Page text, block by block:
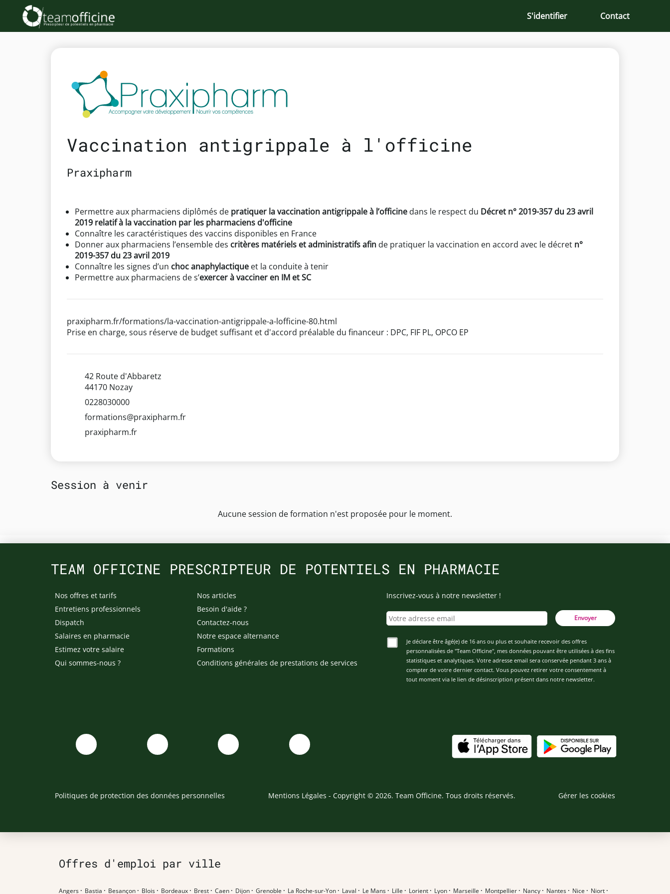
S'identifier Contact
Vaccination antigrippale à l'officine
Praxipharm
Permettre aux pharmaciens diplômés de pratiquer la vaccination antigrippale à l’officine dans le respect du Décret n° 2019-357 du 23 avril
2019 relatif à la vaccination par les pharmaciens d'officine
Connaître les caractéristiques des vaccins disponibles en France
Donner aux pharmaciens l’ensemble des critères matériels et administratifs afin de pratiquer la vaccination en accord avec le décret n°
2019-357 du 23 avril 2019
Connaître les signes d’un choc anaphylactique et la conduite à tenir
Permettre aux pharmaciens de s’exercer à vacciner en IM et SC
praxipharm.fr/formations/la-vaccination-antigrippale-a-lofficine-80.html
Prise en charge, sous réserve de budget suffisant et d'accord préalable du financeur : DPC, FIF PL, OPCO EP
42 Route d'Abbaretz
44170 Nozay
0228030000
formations@praxipharm.fr
praxipharm.fr
Session à venir
Aucune session de formation n'est proposée pour le moment.
TEAM OFFICINE PRESCRIPTEUR DE POTENTIELS EN PHARMACIE
Nos offres et tarifs
Entretiens professionnels
Dispatch
Salaires en pharmacie
Estimez votre salaire
Qui sommes-nous ?
Nos articles
Besoin d'aide ?
Contactez-nous
Notre espace alternance
Formations
Conditions générales de prestations de services
Inscrivez-vous à notre newsletter !
Envoyer
Je déclare être âgé(e) de 16 ans ou plus et souhaite recevoir des offres
personnalisées de "Team Officine", mes données pouvant être utilisées à des fins
statistiques et analytiques. Votre adresse email sera conservée pendant 3 ans à
compter de votre dernier contact. Vous pouvez retirer votre consentement à
tout moment via le lien de désinscription présent dans notre newsletter.
Politiques de protection des données personnelles Mentions Légales - Copyright © 2026. Team Officine. Tous droits réservés. Gérer les cookies
Offres d'emploi par ville
Angers · Bastia · Besançon · Blois · Bordeaux · Brest · Caen · Dijon · Grenoble · La Roche-sur-Yon · Laval · Le Mans · Lille · Lorient · Lyon · Marseille · Montpellier · Nancy · Nantes · Nice · Niort ·